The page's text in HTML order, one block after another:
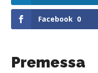
Facebook 0
Premessa